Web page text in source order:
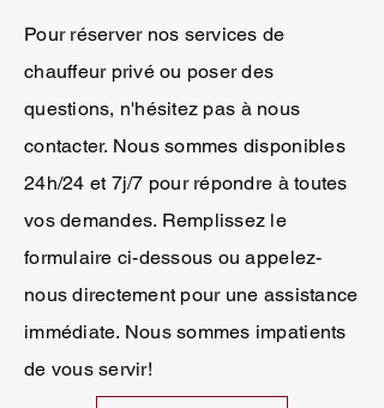
Pour réserver nos services de
chauffeur privé ou poser des
questions, n'hésitez pas à nous
contacter. Nous sommes disponibles
24h/24 et 7j/7 pour répondre à toutes
vos demandes. Remplissez le
formulaire ci-dessous ou appelez-
nous directement pour une assistance
immédiate. Nous sommes impatients
de vous servir!